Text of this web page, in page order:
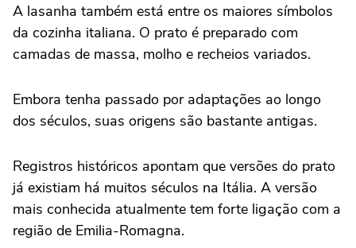
A lasanha também está entre os maiores símbolos
da cozinha italiana. O prato é preparado com
camadas de massa, molho e recheios variados.
Embora tenha passado por adaptações ao longo
dos séculos, suas origens são bastante antigas.
Registros históricos apontam que versões do prato
já existiam há muitos séculos na Itália. A versão
mais conhecida atualmente tem forte ligação com a
região de Emilia-Romagna.